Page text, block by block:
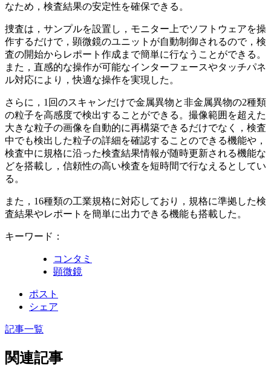
なため，検査結果の安定性を確保できる。
捜査は，サンプルを設置し，モニター上でソフトウェアを操
作するだけで，顕微鏡のユニットが自動制御されるので，検
査の開始からレポート作成まで簡単に行なうことができる。
また，直感的な操作が可能なインターフェースやタッチパネ
ル対応により，快適な操作を実現した。
さらに，1回のスキャンだけで金属異物と非金属異物の2種類
の粒子を高感度で検出することができる。撮像範囲を超えた
大きな粒子の画像を自動的に再構築できるだけでなく，検査
中でも検出した粒子の詳細を確認することのできる機能や，
検査中に規格に沿った検査結果情報が随時更新される機能な
どを搭載し，信頼性の高い検査を短時間で行なえるとしてい
る。
また，16種類の工業規格に対応しており，規格に準拠した検
査結果やレポートを簡単に出力できる機能も搭載した。
キーワード：
コンタミ
顕微鏡
ポスト
シェア
記事一覧
関連記事